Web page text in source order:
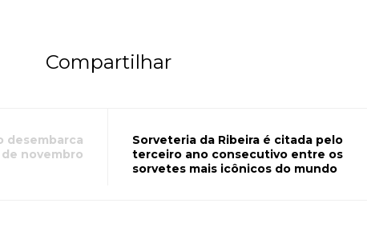
Compartilhar
desembarca
novembro
Sorveteria da Ribeira é citada pelo
terceiro ano consecutivo entre os
sorvetes mais icônicos do mundo